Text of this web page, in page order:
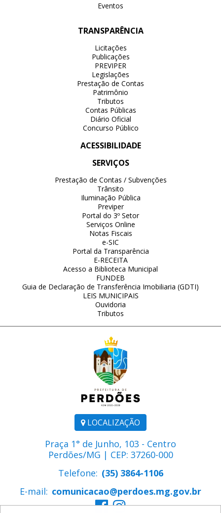
LOCALIZAÇÃO
Praça 1° de Junho, 103 - Centro
Perdões/MG | CEP: 37260-000
Telefone: (35) 3864-1106
E-mail: comunicacao@perdoes.mg.gov.br
Eventos
TRANSPARÊNCIA
Licitações
Publicações
PREVIPER
Legislações
Prestação de Contas
Patrimônio
Tributos
Contas Públicas
Diário Oficial
Concurso Público
ACESSIBILIDADE
SERVIÇOS
Prestação de Contas / Subvenções
Trânsito
Iluminação Pública
Previper
Portal do 3º Setor
Serviços Online
Notas Fiscais
e-SIC
Portal da Transparência
E-RECEITA
Acesso a Biblioteca Municipal
FUNDEB
Guia de Declaração de Transferência Imobiliaria (GDTI)
LEIS MUNICIPAIS
Ouvidoria
Tributos